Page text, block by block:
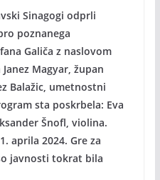
Sinagogi odprli
poznanega
Galiča z naslovom
Magyar, župan
Balažic, umetnostni
sta poskrbela: Eva
Šnofl, violina.
aprila 2024. Gre za
javnosti tokrat bila